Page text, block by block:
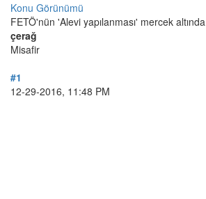
Konu Görünümü
FETÖ'nün 'Alevi yapılanması' mercek altında
çerağ
Misafir
#1
12-29-2016, 11:48 PM